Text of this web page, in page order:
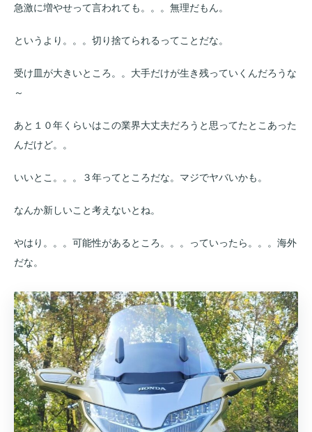
急激に増やせって言われても。。。無理だもん。
というより。。。切り捨てられるってことだな。
受け皿が大きいところ。。大手だけが生き残っていくんだろうな
～
あと１０年くらいはこの業界大丈夫だろうと思ってたとこあった
んだけど。。
いいとこ。。。３年ってところだな。マジでヤバいかも。
なんか新しいこと考えないとね。
やはり。。。可能性があるところ。。。っていったら。。。海外
だな。